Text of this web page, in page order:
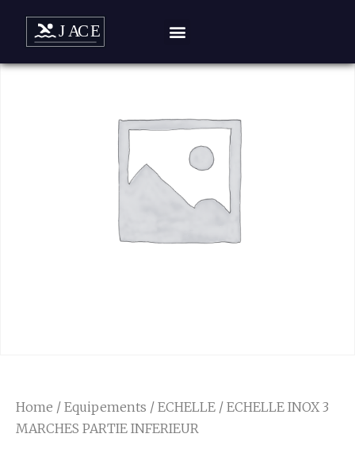
Home / Equipements / ECHELLE / ECHELLE INOX 3
MARCHES PARTIE INFERIEUR